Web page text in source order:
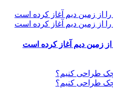
زمین دیم آغاز کرده است